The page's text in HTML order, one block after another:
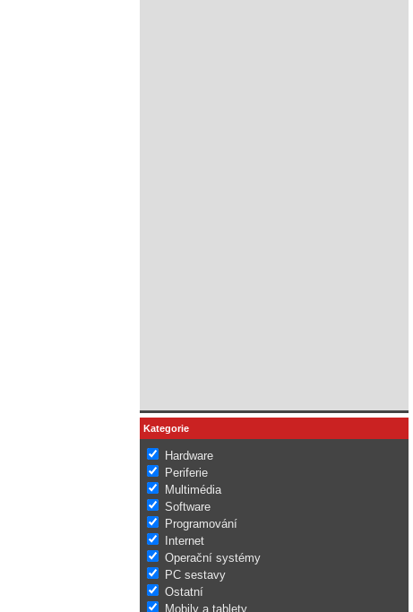
Kategorie
Hardware
Periferie
Multimédia
Software
Programování
Internet
Operační systémy
PC sestavy
Ostatní
Mobily a tablety